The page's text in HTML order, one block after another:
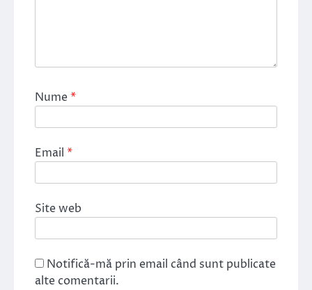
Nume*
Email *
Site web
Notifică-mă prin email când sunt publicate
alte comentarii.